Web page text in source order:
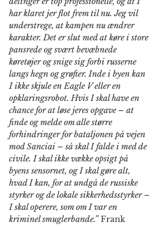
har klaret jer flot frem til nu. Jeg vil
understrege, at kampen nu ændrer
karakter. Det er slut med at køre i store
pansrede og svært bevæbnede
køretøjer og snige sig forbi russerne
langs hegn og grøfter. Inde i byen kan
I ikke skjule en Eagle V eller en
opklaringsrobot. Hvis I skal have en
chance for at løse jeres opgave – at
finde og melde om alle større
forhindringer for bataljonen på vejen
mod Sanciai – så skal I falde i med de
civile. I skal ikke vække opsigt på
byens sensornet, og I skal gøre alt,
hvad I kan, for at undgå de russiske
styrker og de lokale sikkerhedsstyrker –
I skal operere, som om I var en
kriminel smuglerbande.” Frank